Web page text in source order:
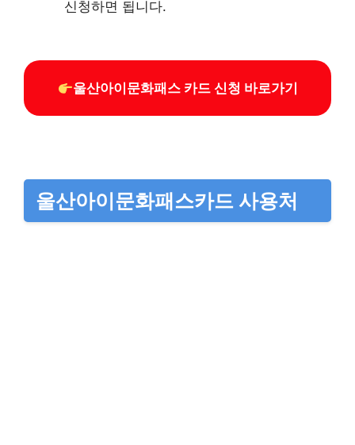
신청하면 됩니다.
울산아이문화패스 카드 신청 바로가기
울산아이문화패스카드 사용처